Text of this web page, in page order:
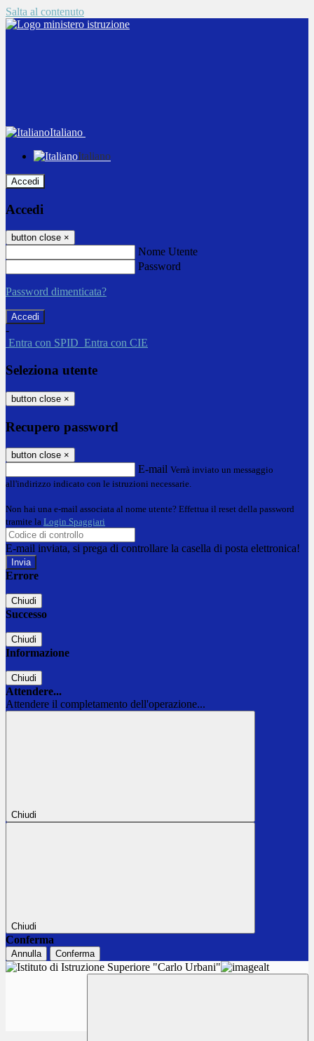
Salta al contenuto
Italiano
Italiano
Accedi
Accedi
button close ×
Nome Utente
Password
Password dimenticata?
-
Entra con SPID Entra con CIE
Seleziona utente
button close ×
Recupero password
button close ×
E-mail Verrà inviato un messaggio
all'indirizzo indicato con le istruzioni necessarie.
Non hai una e-mail associata al nome utente? Effettua il reset della password
tramite la Login Spaggiari
E-mail inviata, si prega di controllare la casella di posta elettronica!
Errore
Chiudi
Successo
Chiudi
Informazione
Chiudi
Attendere...
Attendere il completamento dell'operazione...
Chiudi
Chiudi
Conferma
Annulla Conferma